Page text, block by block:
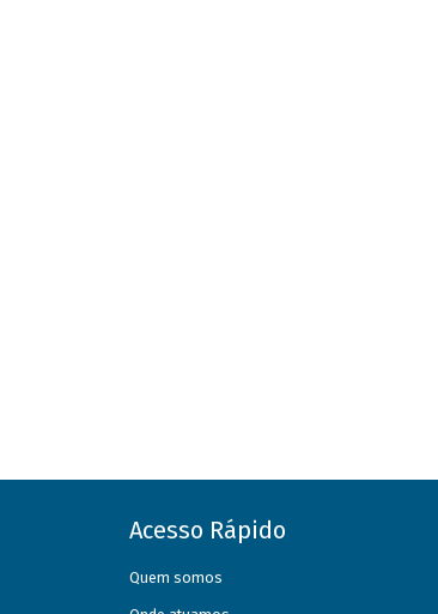
Acesso Rápido
Quem somos